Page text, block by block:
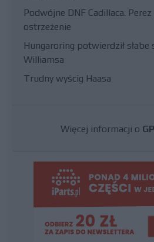
Podwójne DNF Cadillaca.
ostrzeżenie
Hungaroring potwierdził słabe
Williamsa
Trudny wyścig Haasa
Więcej informacji o